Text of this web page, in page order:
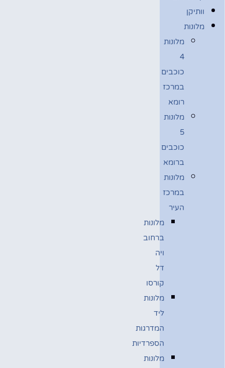
וותיקן
מלונות
מלונות
4
כוכבים
במרכז
רומא
מלונות
5
כוכבים
ברומא
מלונות
במרכז
העיר
מלונות
ברחוב
ויה
דל
קורסו
מלונות
ליד
המדרגות
הספרדיות
מלונות